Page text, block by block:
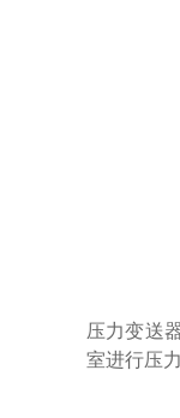
压力变送
室进行压力